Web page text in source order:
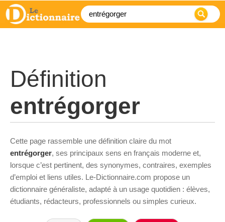
Définition
entrégorger
Cette page rassemble une définition claire du mot
entrégorger, ses principaux sens en français moderne et,
lorsque c’est pertinent, des synonymes, contraires, exemples
d’emploi et liens utiles. Le-Dictionnaire.com propose un
dictionnaire généraliste, adapté à un usage quotidien : élèves,
étudiants, rédacteurs, professionnels ou simples curieux.